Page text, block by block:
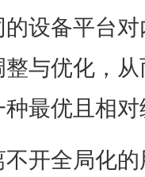
设备平台
与优化，
最优且相
开全局化